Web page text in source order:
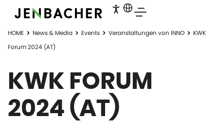
HOME News & Media Events Veranstaltungen von INNO
KWK
Forum 2024 (AT)
KWK FORUM
2024 (AT)